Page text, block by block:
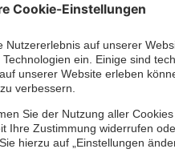
in der Police
500 Euro für
der Wert des
vom Versicherer ersetzt
erhöhen.